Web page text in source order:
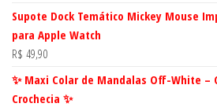
Supote Dock Temático Mickey Mouse
para Apple Watch
R$ 49,90
✨ Maxi Colar de Mandalas Off-White –
Crochecia ✨